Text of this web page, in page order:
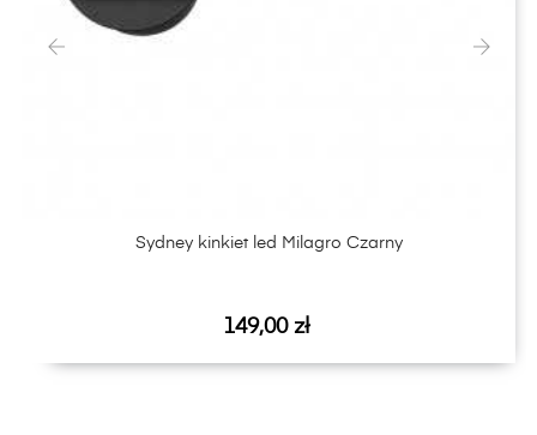
Sydney kinkiet led Milagro Czarny
Cena
149,00 zł